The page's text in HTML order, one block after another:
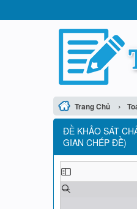
Trang Chủ ›
ĐỀ KHẢO SÁT
GIAN CHÉP ĐỀ)